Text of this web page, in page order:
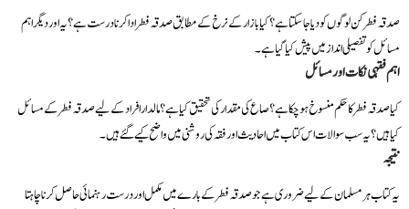
صدقہ فطر کن لوگوں کو دیا جا سکتا ہے؟ کیا بازار کے نرخ کے مطابق صدقہ فطر ادا کرنا درست ہے؟ یہ اور دیگر اہم
مسائل کو تفصیلی انداز میں پیش کیا گیا ہے۔
اہم فقہی نکات اور مسائل
کیا صدقہ فطر کا حکم منسوخ ہو چکا ہے؟ صاع کی مقدار کی تحقیق کیا ہے؟ مالدار افراد کے لیے صدقہ فطر کے مسائل
کیا ہیں؟ یہ سب سوالات اس کتاب میں احادیث اور فقہ کی روشنی میں واضح کیے گئے ہیں۔
نتیجہ
یہ کتاب ہر مسلمان کے لیے ضروری ہے جو صدقہ فطر کے بارے میں مکمل اور درست رہنمائی حاصل کرنا چاہتا